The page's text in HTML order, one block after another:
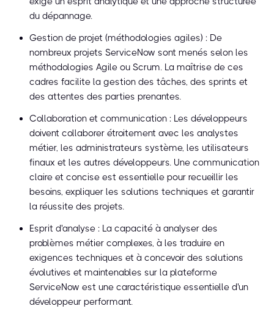
du dépannage.
Gestion de projet (méthodologies agiles) : De
nombreux projets ServiceNow sont menés selon les
méthodologies Agile ou Scrum. La maîtrise de ces
cadres facilite la gestion des tâches, des sprints et
des attentes des parties prenantes.
Collaboration et communication : Les développeurs
doivent collaborer étroitement avec les analystes
métier, les administrateurs système, les utilisateurs
finaux et les autres développeurs. Une communication
claire et concise est essentielle pour recueillir les
besoins, expliquer les solutions techniques et garantir
la réussite des projets.
Esprit d'analyse : La capacité à analyser des
problèmes métier complexes, à les traduire en
exigences techniques et à concevoir des solutions
évolutives et maintenables sur la plateforme
ServiceNow est une caractéristique essentielle d'un
développeur performant.